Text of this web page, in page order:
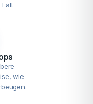
wie